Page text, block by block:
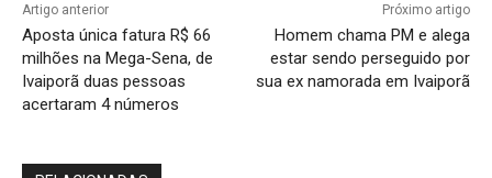
Artigo anterior
Aposta única fatura R$ 66
milhões na Mega-Sena, de
Ivaiporã duas pessoas
acertaram 4 números
Próximo artigo
Homem chama PM e alega
estar sendo perseguido por
sua ex namorada em Ivaiporã